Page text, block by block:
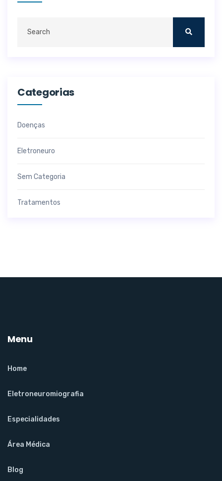
Categorias
Doenças
Eletroneuro
Sem Categoria
Tratamentos
Menu
Home
Eletroneuromiografia
Especialidades
Área Médica
Blog